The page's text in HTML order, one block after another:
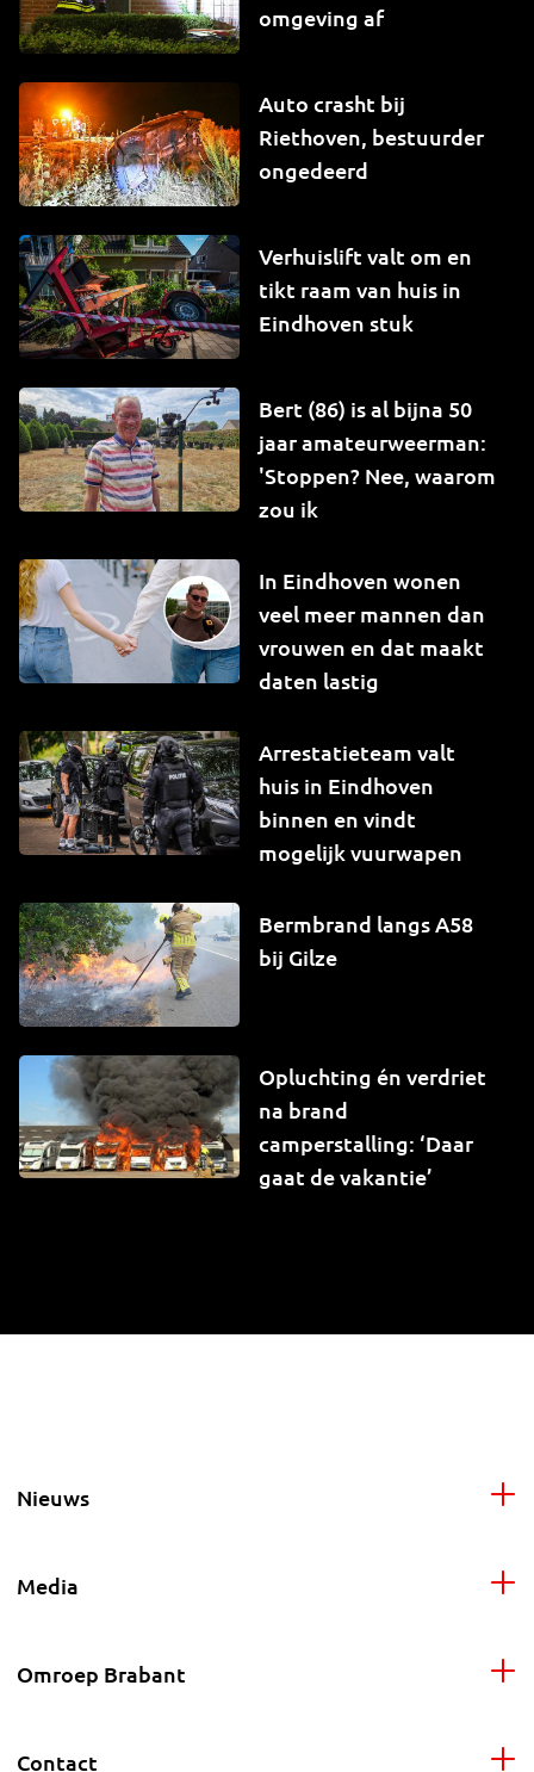
omgeving af
Auto crasht bij
Riethoven, bestuurder
ongedeerd
Verhuislift valt om en
tikt raam van huis in
Eindhoven stuk
Bert (86) is al bijna 50
jaar amateurweerman:
'Stoppen? Nee, waarom
zou ik
In Eindhoven wonen
veel meer mannen dan
vrouwen en dat maakt
daten lastig
Arrestatieteam valt
huis in Eindhoven
binnen en vindt
mogelijk vuurwapen
Bermbrand langs A58
bij Gilze
Opluchting én verdriet
na brand
camperstalling: ‘Daar
gaat de vakantie’
Nieuws
Media
Omroep Brabant
Contact